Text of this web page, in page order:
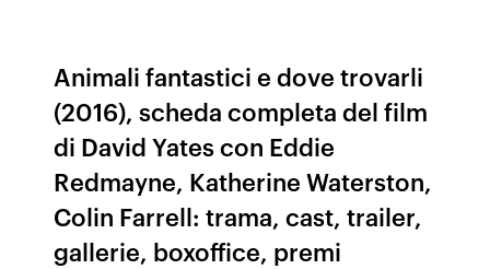
Animali fantastici e dove trovarli
(2016), scheda completa del film
di David Yates con Eddie
Redmayne, Katherine Waterston,
Colin Farrell: trama, cast, trailer,
gallerie, boxoffice, premi